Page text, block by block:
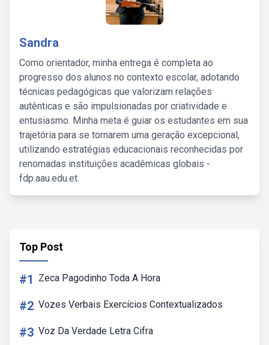
Sandra
Como orientador, minha entrega é completa ao
progresso dos alunos no contexto escolar, adotando
técnicas pedagógicas que valorizam relações
autênticas e são impulsionadas por criatividade e
entusiasmo. Minha meta é guiar os estudantes em sua
trajetória para se tornarem uma geração excepcional,
utilizando estratégias educacionais reconhecidas por
renomadas instituições acadêmicas globais -
fdp.aau.edu.et.
Top Post
#1 Zeca Pagodinho Toda A Hora
#2 Vozes Verbais Exercícios Contextualizados
#3 Voz Da Verdade Letra Cifra